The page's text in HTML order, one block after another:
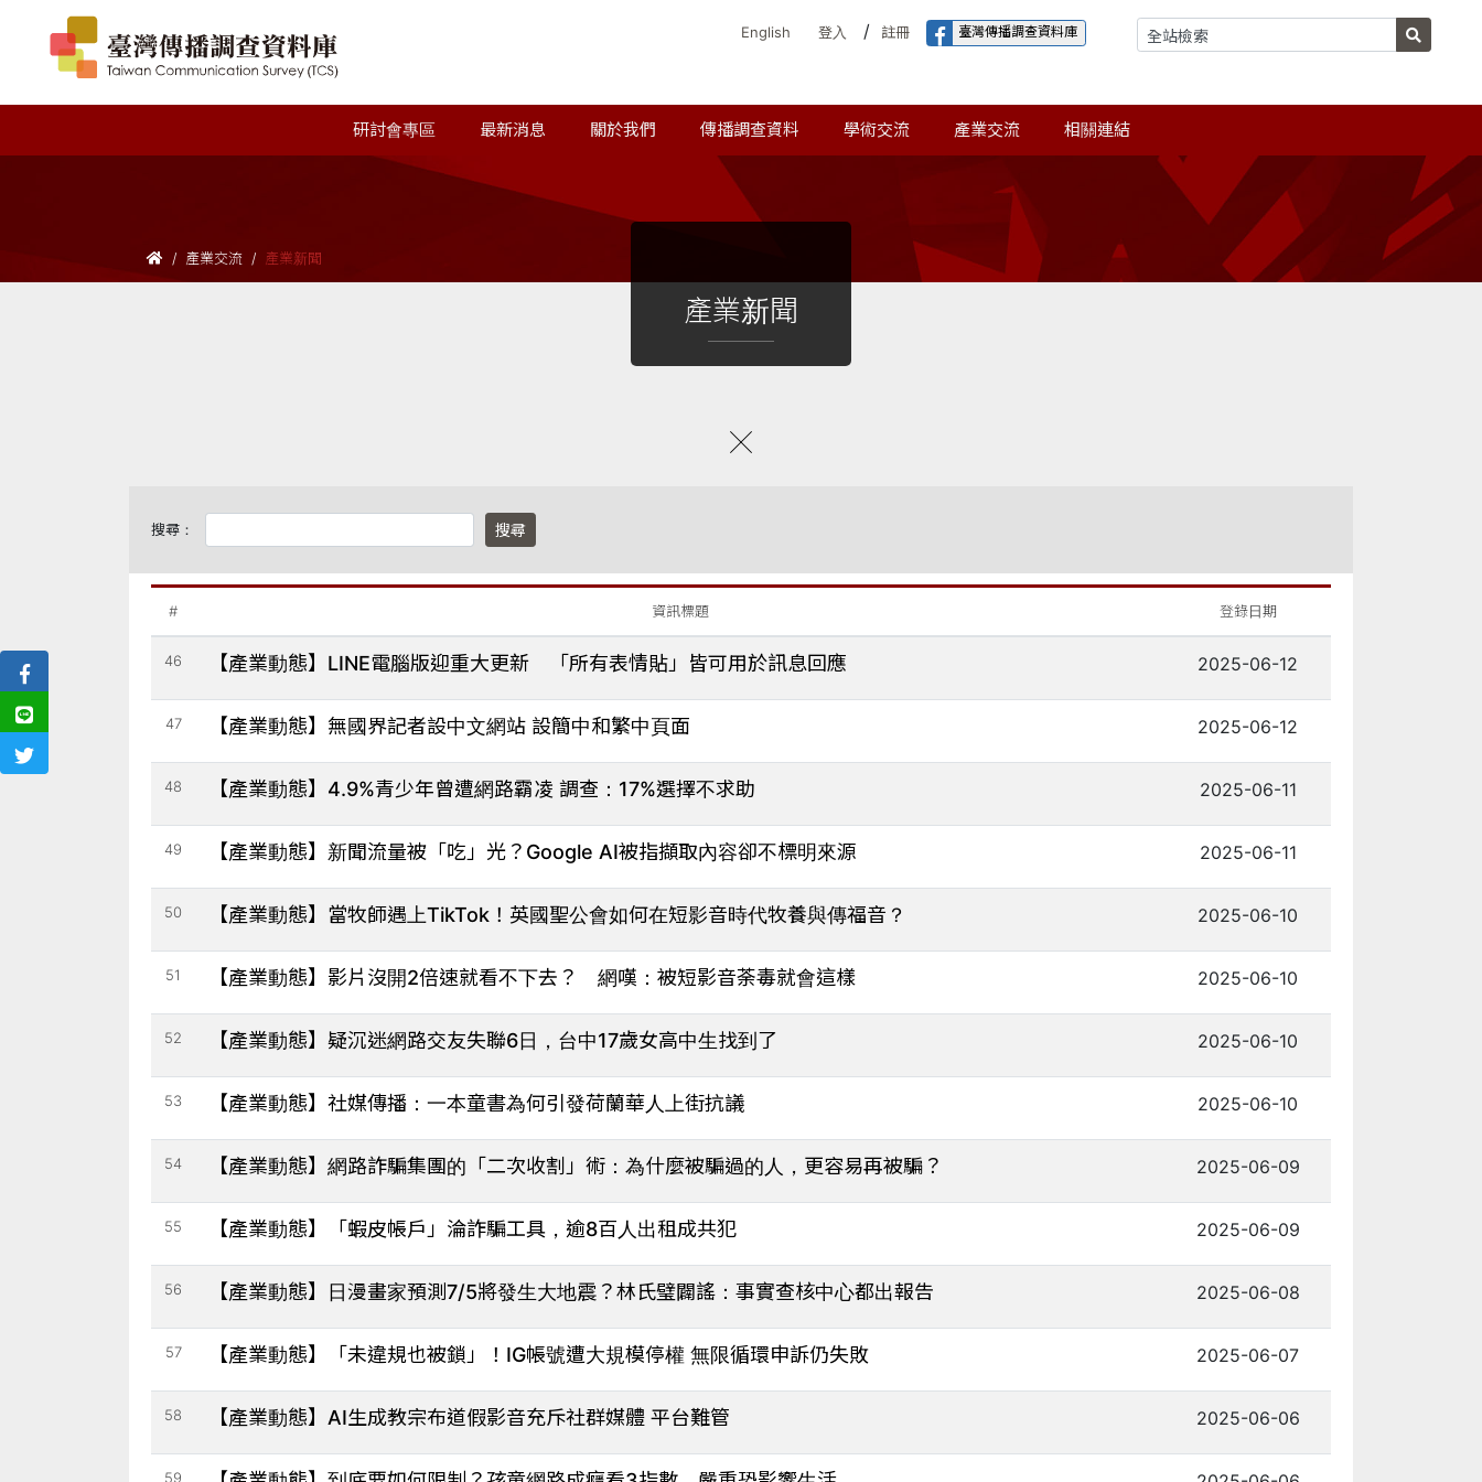
English 登入 / 註冊 臺灣傳播調查資料庫
研討會專區 最新消息 關於我們 傳播調查資料 學術交流 產業交流 相關連結
產業交流 產業新聞
產業新聞
搜尋： 搜尋
# 資訊標題 登錄日期
46 【產業動態】LINE電腦版迎重大更新 「所有表情貼」皆可用於訊息回應 2025-06-12
47 【產業動態】無國界記者設中文網站 設簡中和繁中頁面 2025-06-12
48 【產業動態】4.9%青少年曾遭網路霸凌 調查：17%選擇不求助 2025-06-11
49 【產業動態】新聞流量被「吃」光？Google AI被指擷取內容卻不標明來源 2025-06-11
50 【產業動態】當牧師遇上TikTok！英國聖公會如何在短影音時代牧養與傳福音？ 2025-06-10
51 【產業動態】影片沒開2倍速就看不下去？ 網嘆：被短影音荼毒就會這樣 2025-06-10
52 【產業動態】疑沉迷網路交友失聯6日，台中17歲女高中生找到了 2025-06-10
53 【產業動態】社媒傳播：一本童書為何引發荷蘭華人上街抗議 2025-06-10
54 【產業動態】網路詐騙集團的「二次收割」術：為什麼被騙過的人，更容易再被騙？ 2025-06-09
55 【產業動態】「蝦皮帳戶」淪詐騙工具，逾8百人出租成共犯 2025-06-09
56 【產業動態】日漫畫家預測7/5將發生大地震？林氏璧闢謠：事實查核中心都出報告 2025-06-08
57 【產業動態】「未違規也被鎖」！IG帳號遭大規模停權 無限循環申訴仍失敗 2025-06-07
58 【產業動態】AI生成教宗布道假影音充斥社群媒體 平台難管 2025-06-06
59